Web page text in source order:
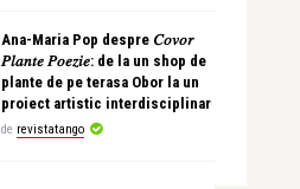
Ana-Maria Pop despre 𝐶𝑜𝑣𝑜𝑟
𝑃𝑙𝑎𝑛𝑡𝑒 𝑃𝑜𝑒𝑧𝑖𝑒: de la un shop de
plante de pe terasa Obor la un
proiect artistic interdisciplinar
de revistatango